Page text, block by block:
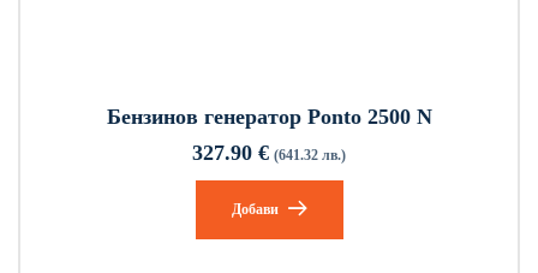
Бензинов генератор Ponto 2500 N
327.90 € (641.32 лв.)
Добави